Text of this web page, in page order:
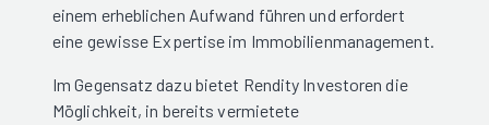
einem erheblichen Aufwand führen und erfordert
eine gewisse Expertise im Immobilienmanagement.
Im Gegensatz dazu bietet Rendity Investoren die
Möglichkeit, in bereits vermietete